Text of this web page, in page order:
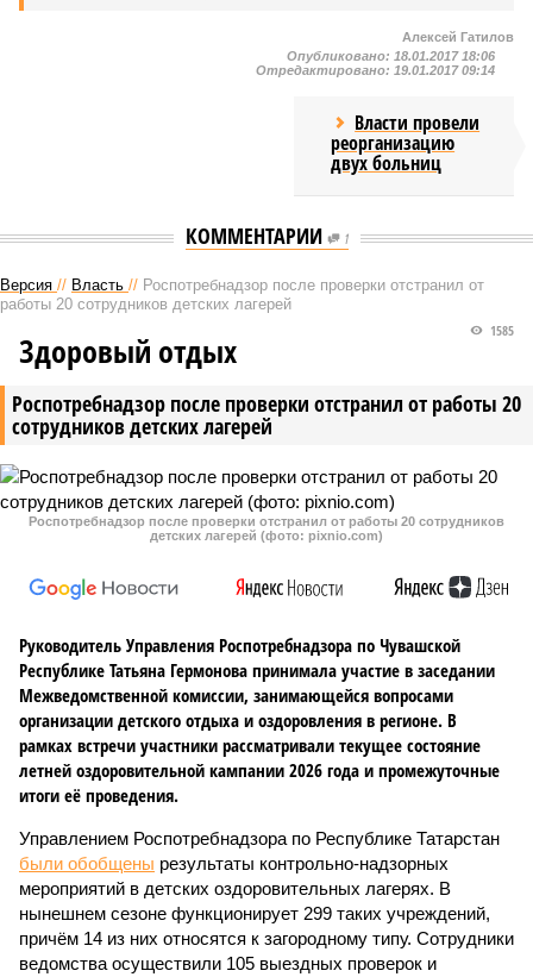
Алексей Гатилов
Опубликовано: 18.01.2017 18:06
Отредактировано: 19.01.2017 09:14
Власти провели
реорганизацию
двух больниц
КОММЕНТАРИИ 1
Версия // Власть // Роспотребнадзор после проверки отстранил от
работы 20 сотрудников детских лагерей
Роспотребнадзор после проверки отстранил от работы 20
сотрудников детских лагерей
1585
Здоровый отдых
Роспотребнадзор после проверки отстранил от работы 20 сотрудников
детских лагерей (фото: pixnio.com)
Руководитель Управления Роспотребнадзора по Чувашской
Республике Татьяна Гермонова принимала участие в заседании
Межведомственной комиссии, занимающейся вопросами
организации детского отдыха и оздоровления в регионе. В
рамках встречи участники рассматривали текущее состояние
летней оздоровительной кампании 2026 года и промежуточные
итоги её проведения.
Управлением Роспотребнадзора по Республике Татарстан
были обобщены результаты контрольно-надзорных
мероприятий в детских оздоровительных лагерях. В
нынешнем сезоне функционирует 299 таких учреждений,
причём 14 из них относятся к загородному типу. Сотрудники
ведомства осуществили 105 выездных проверок и